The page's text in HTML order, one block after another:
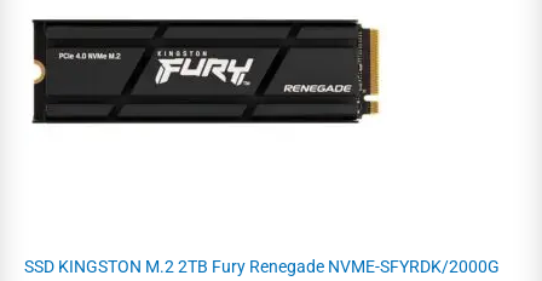
SSD KINGSTON M.2 2TB Fury Renegade NVME-SFYRDK/2000G